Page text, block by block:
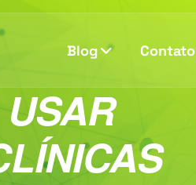
Blog Contato